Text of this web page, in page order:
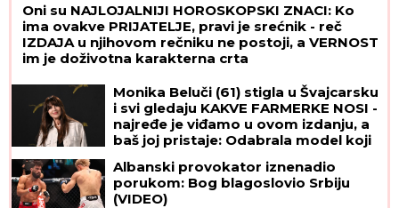
Oni su NAJLOJALNIJI HOROSKOPSKI ZNACI: Ko
ima ovakve PRIJATELJE, pravi je srećnik - reč
IZDAJA u njihovom rečniku ne postoji, a VERNOST
im je doživotna karakterna crta
Monika Beluči (61) stigla u Švajcarsku
i svi gledaju KAKVE FARMERKE NOSI -
najređe je viđamo u ovom izdanju, a
baš joj pristaje: Odabrala model koji
prepoznatljivom stilu
Albanski provokator iznenadio
porukom: Bog blagoslovio Srbiju
(VIDEO)